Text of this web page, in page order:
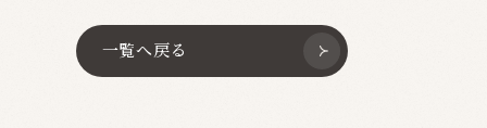
一覧へ戻る